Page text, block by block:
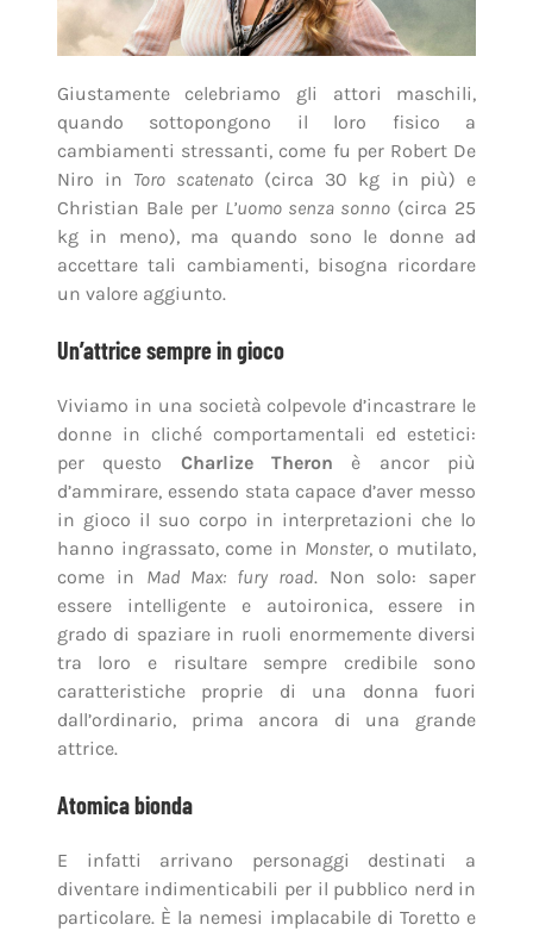
Giustamente celebriamo gli attori maschili,
quando sottopongono il loro fisico a
cambiamenti stressanti, come fu per Robert De
Niro in Toro scatenato(circa 30 kg in più) e
Christian Bale per L’uomo senza sonno (circa 25
kg in meno), ma quando sono le donne ad
accettare tali cambiamenti, bisogna ricordare
un valore aggiunto.
Un’attrice sempre in gioco
Viviamo in una società colpevole d’incastrare le
donne in cliché comportamentali ed estetici:
per questo Charlize Theron è ancor più
d’ammirare, essendo stata capace d’aver messo
in gioco il suo corpo in interpretazioni che lo
hanno ingrassato, come in Monster, o mutilato,
come in Mad Max: fury road. Non solo: saper
essere intelligente e autoironica, essere in
grado di spaziare in ruoli enormemente diversi
tra loro e risultare sempre credibile sono
caratteristiche proprie di una donna fuori
dall’ordinario, prima ancora di una grande
attrice.
Atomica bionda
E infatti arrivano personaggi destinati a
diventare indimenticabili per il pubblico nerd in
particolare. È la nemesi implacabile di Toretto e